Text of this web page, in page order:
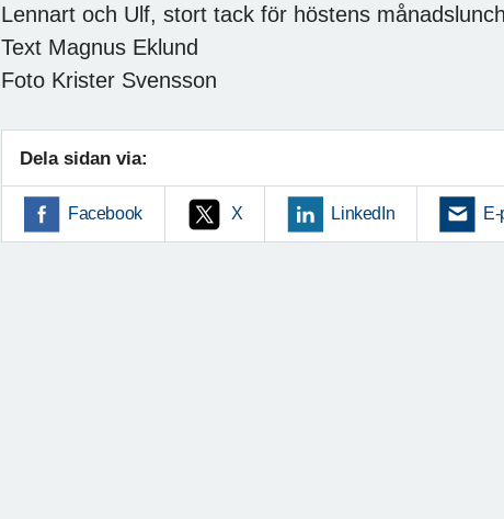
Lennart och Ulf, stort tack för höstens
Text Magnus Eklund
Foto Krister Svensson
Dela sidan via:
Facebook X LinkedIn